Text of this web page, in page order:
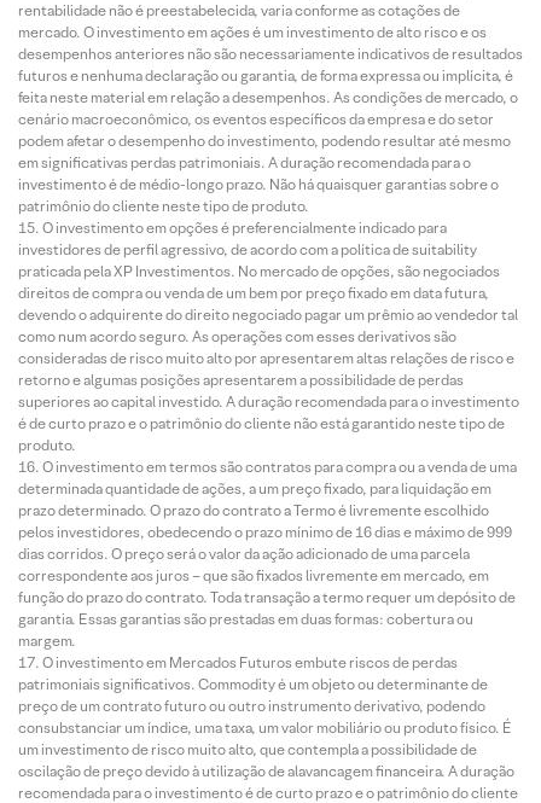
rentabilidade não é preestabelecida, varia conforme as cotações de
mercado. O investimento em ações é um investimento de alto risco e os
desempenhos anteriores não são necessariamente indicativos de resultados
futuros e nenhuma declaração ou garantia, de forma expressa ou implícita, é
feita neste material em relação a desempenhos. As condições de mercado, o
cenário macroeconômico, os eventos específicos da empresa e do setor
podem afetar o desempenho do investimento, podendo resultar até mesmo
em significativas perdas patrimoniais. A duração recomendada para o
investimento é de médio-longo prazo. Não há quaisquer garantias sobre o
patrimônio do cliente neste tipo de produto.
O investimento em opções é preferencialmente indicado para
investidores de perfil agressivo, de acordo com a política de suitability
praticada pela XP Investimentos. No mercado de opções, são negociados
direitos de compra ou venda de um bem por preço fixado em data futura,
devendo o adquirente do direito negociado pagar um prêmio ao vendedor tal
como num acordo seguro. As operações com esses derivativos são
consideradas de risco muito alto por apresentarem altas relações de risco e
retorno e algumas posições apresentarem a possibilidade de perdas
superiores ao capital investido. A duração recomendada para o investimento
é de curto prazo e o patrimônio do cliente não está garantido neste tipo de
produto.
O investimento em termos são contratos para compra ou a venda de uma
determinada quantidade de ações, a um preço fixado, para liquidação em
prazo determinado. O prazo do contrato a Termo é livremente escolhido
pelos investidores, obedecendo o prazo mínimo de 16 dias e máximo de 999
dias corridos. O preço será o valor da ação adicionado de uma parcela
correspondente aos juros – que são fixados livremente em mercado, em
função do prazo do contrato. Toda transação a termo requer um depósito de
garantia. Essas garantias são prestadas em duas formas: cobertura ou
margem.
O investimento em Mercados Futuros embute riscos de perdas
patrimoniais significativos. Commodity é um objeto ou determinante de
preço de um contrato futuro ou outro instrumento derivativo, podendo
consubstanciar um índice, uma taxa, um valor mobiliário ou produto físico. É
um investimento de risco muito alto, que contempla a possibilidade de
oscilação de preço devido à utilização de alavancagem financeira. A duração
recomendada para o investimento é de curto prazo e o patrimônio do cliente